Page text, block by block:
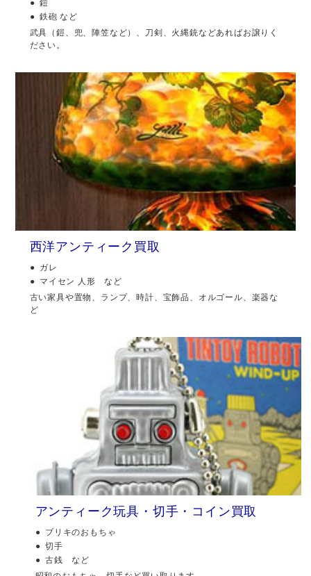
鎧
鉄砲 など
武具（鎧、兜、陣笠など）、刀剣、火縄銃などあればお譲りく
ださい。
西洋アンティーク買取
ガレ
マイセン 人形 など
古い家具や置物、ランプ、時計、宝飾品、オルゴール、楽器な
ど
アンティーク玩具・切手・コイン買取
ブリキのおもちゃ
切手
古銭 など